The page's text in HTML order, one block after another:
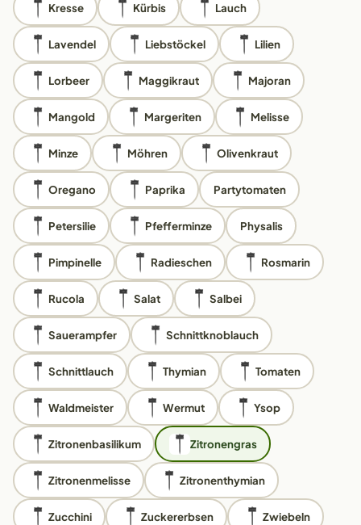
Kresse Kürbis Lauch
Lavendel Liebstöckel Lilien
Lorbeer Maggikraut Majoran
Mangold Margeriten Melisse
Minze Möhren Olivenkraut
Oregano Paprika Partytomaten
Petersilie Pfefferminze Physalis
Pimpinelle Radieschen Rosmarin
Rucola Salat Salbei
Sauerampfer Schnittknoblauch
Schnittlauch Thymian Tomaten
Waldmeister Wermut Ysop
Zitronenbasilikum Zitronengras
Zitronenmelisse Zitronenthymian
Zucchini Zuckererbsen Zwiebeln